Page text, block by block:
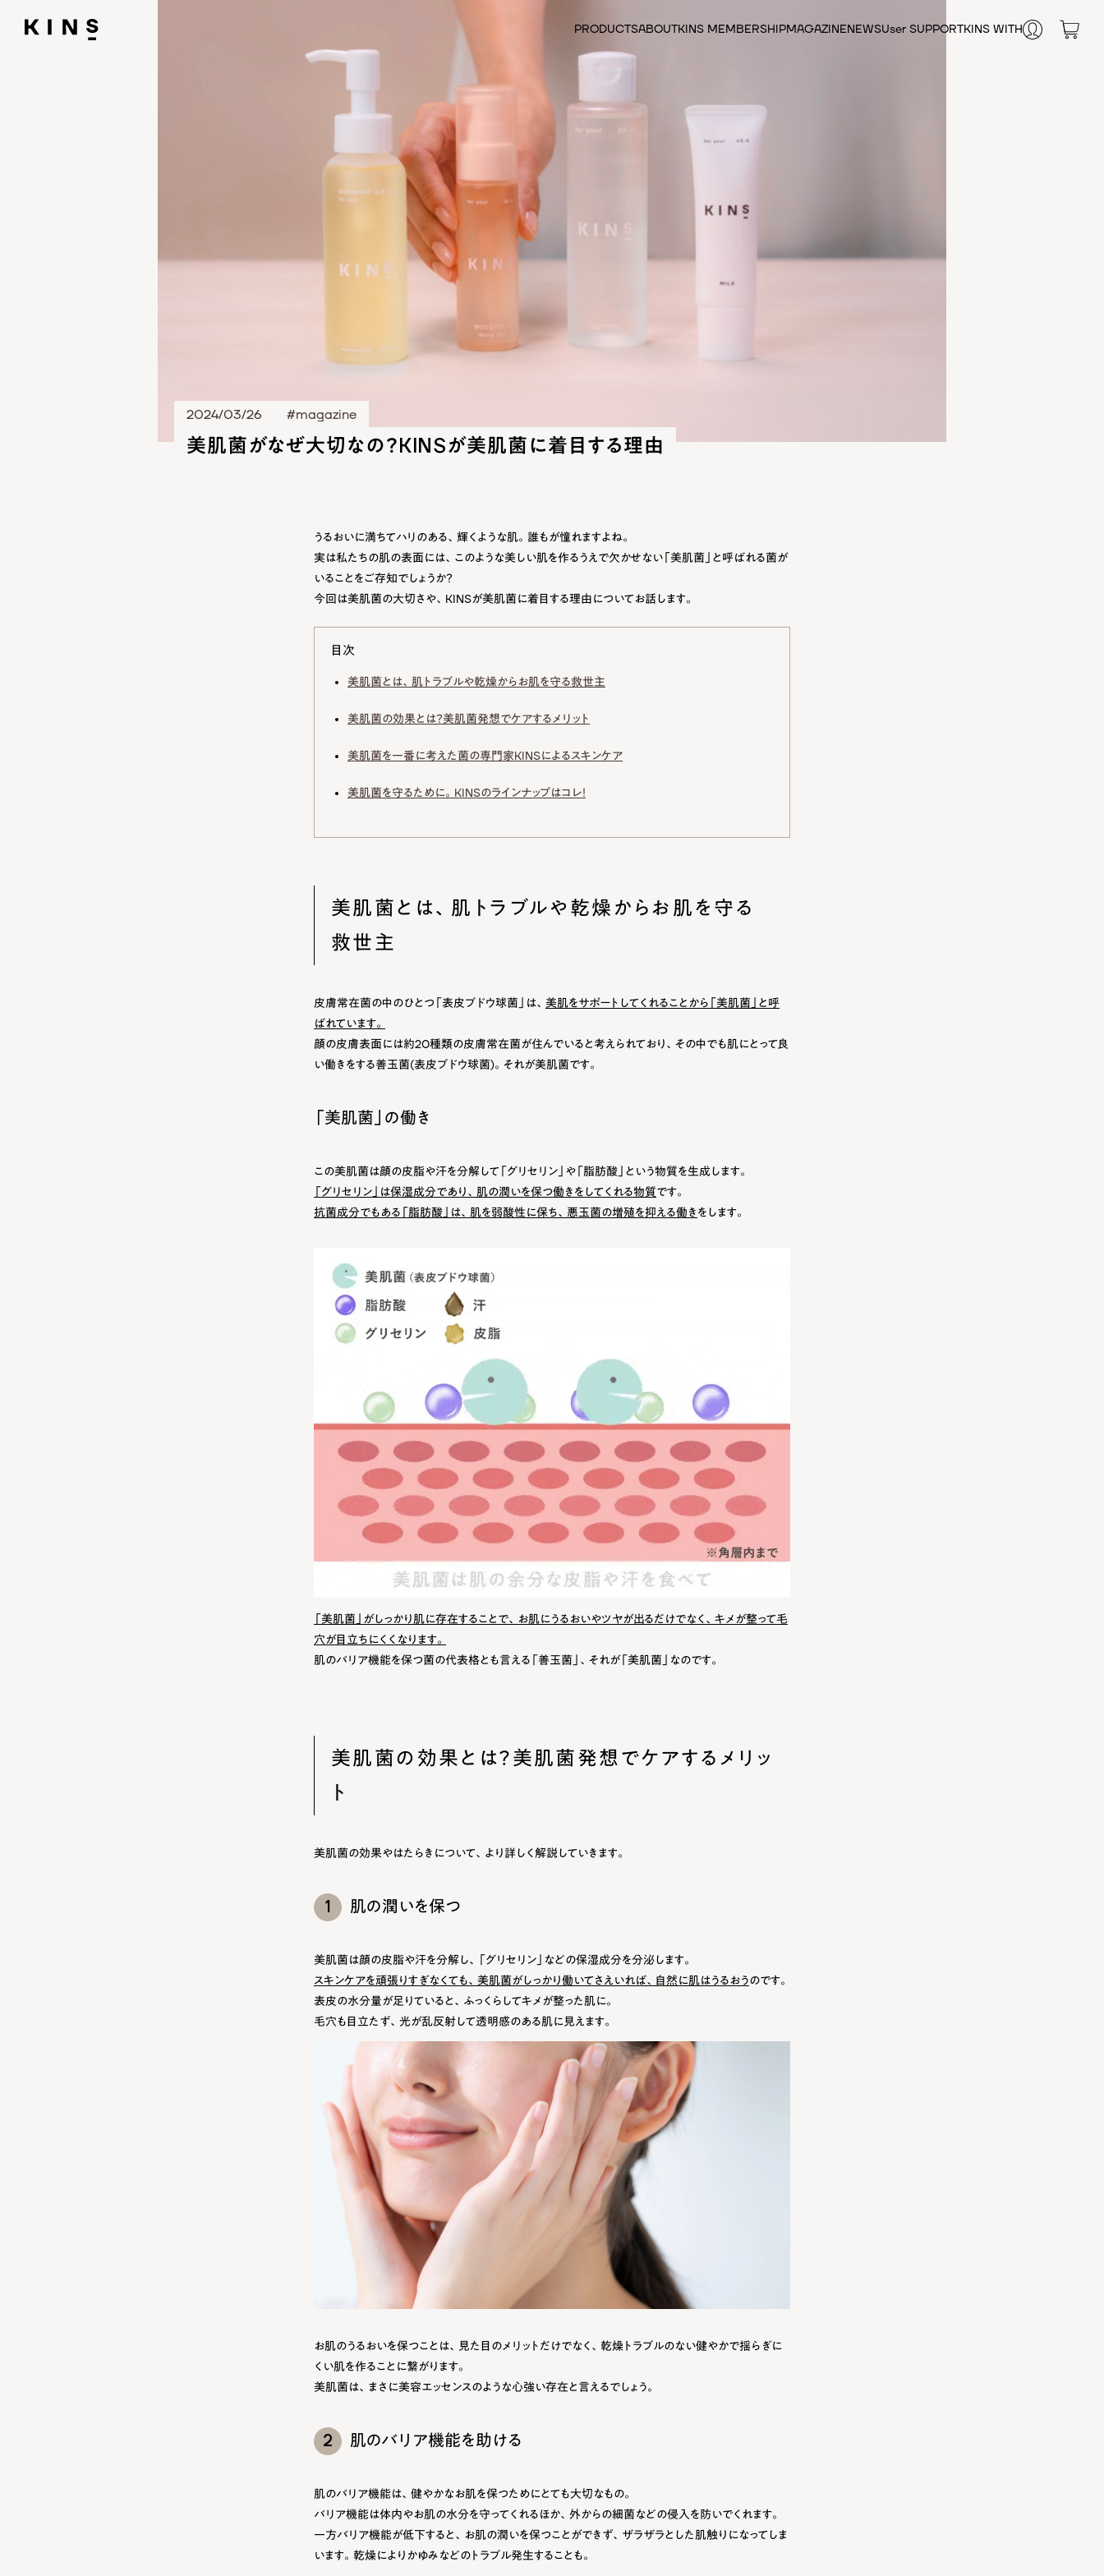
PRODUCTS
全ての商品
クレンジング
先行美容液
サプリメント
フェイスマスク
女性のお悩み
ABOUTKINS MEMBERSHIPMAGAZINENEWSUser SUPPORTKINS WITH
2024/03/26 #magazine
美肌菌がなぜ大切なの？KINSが美肌菌に着目する理由
うるおいに満ちてハリのある、輝くような肌。誰もが憧れますよね。
実は私たちの肌の表面には、このような美しい肌を作るうえで欠かせない「美肌菌」と呼ばれる菌が
いることをご存知でしょうか？
今回は美肌菌の大切さや、KINSが美肌菌に着目する理由についてお話します。
目次
美肌菌とは、肌トラブルや乾燥からお肌を守る救世主
美肌菌の効果とは？美肌菌発想でケアするメリット
美肌菌を一番に考えた菌の専門家KINSによるスキンケア
美肌菌を守るために。KINSのラインナップはコレ！
美肌菌とは、肌トラブルや乾燥からお肌を守る
救世主
皮膚常在菌の中のひとつ「表皮ブドウ球菌」は、 美肌をサポートしてくれることから「美肌菌」と呼
ばれています。
顔の皮膚表面には約20種類の皮膚常在菌が住んでいると考えられており、その中でも肌にとって良
い働きをする善玉菌(表皮ブドウ球菌)。それが美肌菌です。
「美肌菌」の働き
この美肌菌は顔の皮脂や汗を分解して「グリセリン」や「脂肪酸」という物質を生成します。
「グリセリン」は保湿成分であり、肌の潤いを保つ働きをしてくれる物質です。
抗菌成分でもある「脂肪酸」は、肌を弱酸性に保ち、悪玉菌の増殖を抑える働きをします。
「美肌菌」がしっかり肌に存在することで、お肌にうるおいやツヤが出るだけでなく、キメが整って毛
穴が目立ちにくくなります。
肌のバリア機能を保つ菌の代表格とも言える「善玉菌」、それが「美肌菌」なのです。
美肌菌の効果とは？美肌菌発想でケアするメリッ
ト
美肌菌の効果やはたらきについて、より詳しく解説していきます。
1 肌の潤いを保つ
美肌菌は顔の皮脂や汗を分解し、「グリセリン」などの保湿成分を分泌します。
スキンケアを頑張りすぎなくても、美肌菌がしっかり働いてさえいれば、自然に肌はうるおうのです。
表皮の水分量が足りていると、ふっくらしてキメが整った肌に。
毛穴も目立たず、光が乱反射して透明感のある肌に見えます。
お肌のうるおいを保つことは、見た目のメリットだけでなく、乾燥トラブルのない健やかで揺らぎに
くい肌を作ることに繋がります。
美肌菌は、まさに美容エッセンスのような心強い存在と言えるでしょう。
2 肌のバリア機能を助ける
肌のバリア機能は、健やかなお肌を保つためにとても大切なもの。
バリア機能は体内やお肌の水分を守ってくれるほか、外からの細菌などの侵入を防いでくれます。
一方バリア機能が低下すると、お肌の潤いを保つことができず、ザラザラとした肌触りになってしま
います。乾燥によりかゆみなどのトラブル発生することも。